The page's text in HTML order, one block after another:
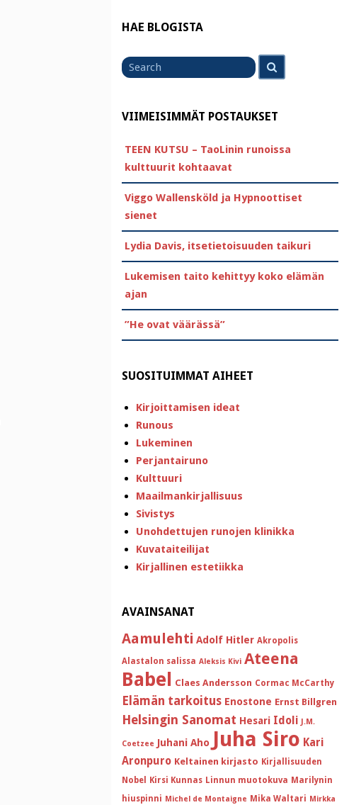
HAE BLOGISTA
for
VIIMEISIMMÄT POSTAUKSET
TEEN KUTSU – TaoLinin runoissa
kulttuurit kohtaavat
Viggo Wallensköld ja Hypnoottiset
sienet
Lydia Davis, itsetietoisuuden taikuri
Lukemisen taito kehittyy koko elämän
ajan
”He ovat väärässä”
SUOSITUIMMAT AIHEET
Kirjoittamisen ideat
Runous
Lukeminen
Perjantairuno
Kulttuuri
Maailmankirjallisuus
Sivistys
Unohdettujen runojen klinikka
Kuvataiteilijat
Kirjallinen estetiikka
AVAINSANAT
Aamulehti Adolf Hitler Akropolis
Alastalon salissa Aleksis Kivi Ateena
Babel Claes Andersson Cormac McCarthy
Elämän tarkoitus Enostone Ernst Billgren
Helsingin Sanomat Hesari Idoli J.M.
Coetzee Juhani Aho Juha Siro Kari
Aronpuro Keltainen kirjasto Kirjallisuuden
Nobel
Kirsi Kunnas Linnun muotokuva Marilynin
hiuspinni Michel de Montaigne Mika Waltari Mirkka